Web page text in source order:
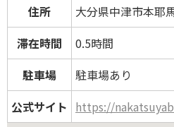
住所
大分県中津市本耶
滞在時間
0.5時間
駐車場
駐車場あり
公式サイト https://